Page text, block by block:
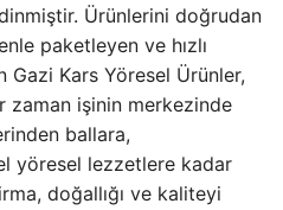
Ürünlerini doğrudan
paketleyen ve hızlı
Gazi Kars Yöresel Ürünler,
zaman işinin merkezinde
ballara,
yöresel lezzetlere kadar
doğallığı ve kaliteyi